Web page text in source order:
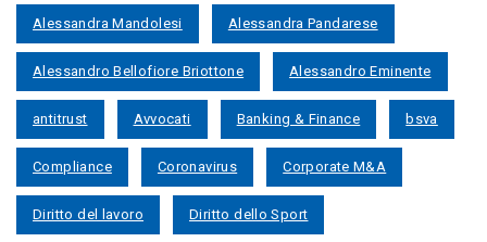
Alessandra Mandolesi Alessandra Pandarese
Alessandro Bellofiore Briottone Alessandro Eminente
antitrust Avvocati Banking & Finance bsva
Compliance Coronavirus Corporate M&A
Diritto del lavoro Diritto dello Sport